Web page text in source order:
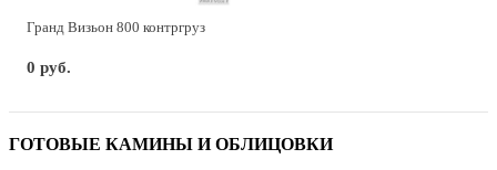
Гранд Визьон 800 контргруз
0 руб.
ГОТОВЫЕ КАМИНЫ И ОБЛИЦОВКИ